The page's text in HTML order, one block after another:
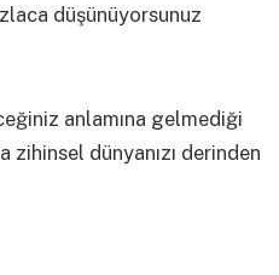
düşünüyorsunuz
anlamına gelmediği
zihinsel dünyanızı derinden